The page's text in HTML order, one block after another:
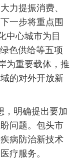
力提振消费、
一步将重点围
中心城市为目
色供给等五项
为重要载体，推
的对外开放新
，明确提出要加
问题。包头市
病防治新技术
疗服务。